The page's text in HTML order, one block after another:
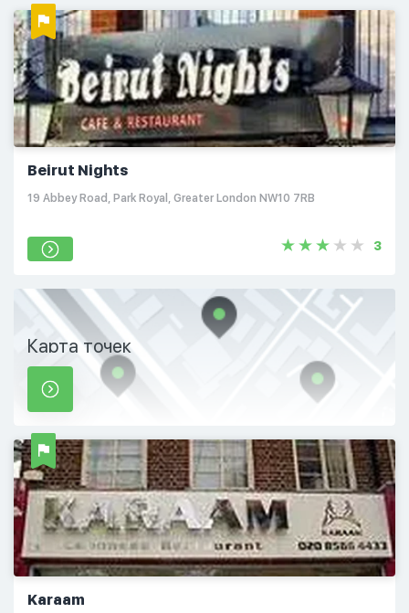
Beirut Nights
19 Abbey Road, Park Royal, Greater London NW10 7RB
3
Карта точек
Karaam